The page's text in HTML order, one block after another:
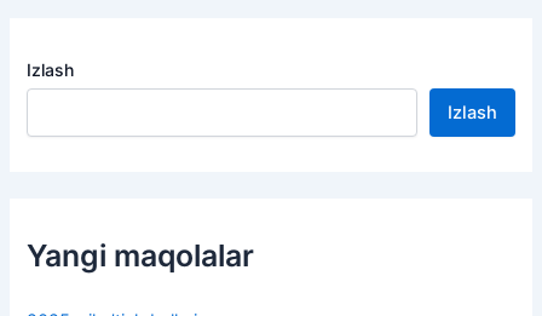
Izlash
Izlash
Yangi maqolalar